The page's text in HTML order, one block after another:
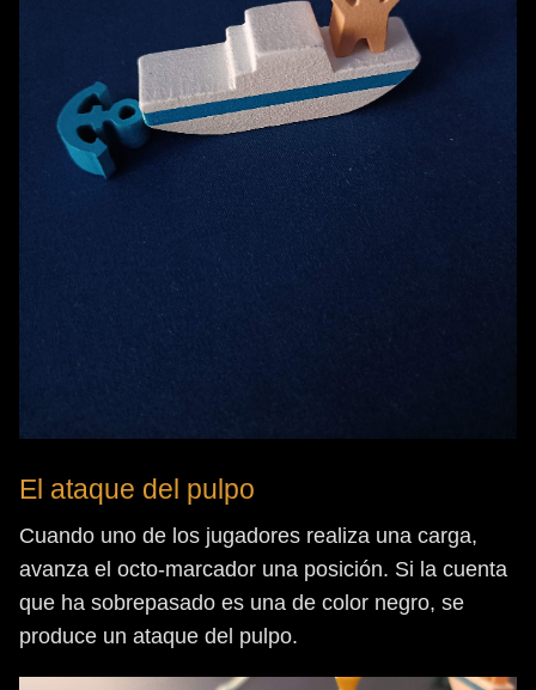
El ataque del pulpo
Cuando uno de los jugadores realiza una carga,
avanza el octo-marcador una posición. Si la cuenta
que ha sobrepasado es una de color negro, se
produce un ataque del pulpo.